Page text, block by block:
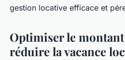
gestion locative efficace et
Optimiser le
réduire la vacance